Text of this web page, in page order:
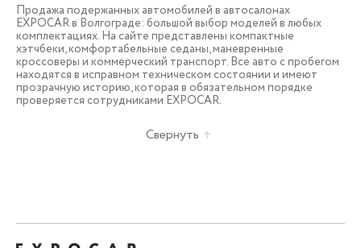
Продажа подержанных автомобилей в автосалонах
EXPOCAR в Волгограде: большой выбор моделей в любых
комплектациях. На сайте представлены компактные
хэтчбеки, комфортабельные седаны, маневренные
кроссоверы и коммерческий транспорт. Все авто с пробегом
находятся в исправном техническом состоянии и имеют
прозрачную историю, которая в обязательном порядке
проверяется сотрудниками EXPOCAR.
Свернуть